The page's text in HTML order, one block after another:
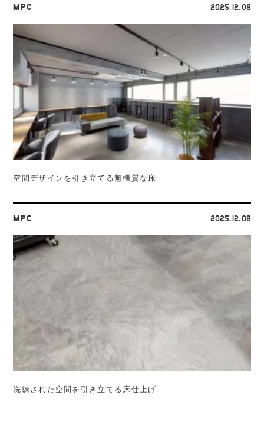
MPC 2025.12.08
空間デザインを引き立てる無機質な床
MPC 2025.12.08
洗練された空間を引き立てる床仕上げ